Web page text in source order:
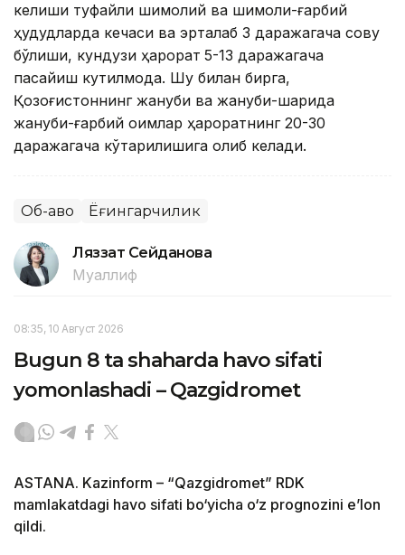
келиши туфайли шимолий ва шимоли-ғарбий
ҳудудларда кечаси ва эрталаб 3 даражагача совуқ
бўлиши, кундузи ҳарорат 5-13 даражагача
пасайиш кутилмоқда. Шу билан бирга,
Қозоғистоннинг жануби ва жануби-шарқида
жануби-ғарбий оқимлар ҳароратнинг 20-30
даражагача кўтарилишига олиб келади.
Об-ҳаво Ёғингарчилик
Ляззат Сейданова
Муаллиф
08:35, 10 Август 2026
Bugun 8 ta shaharda havo sifati
yomonlashadi – Qazgidromet
ASTANA. Kazinform – “Qazgidromet” RDK
mamlakatdagi havo sifati bo‘yicha o‘z prognozini e’lon
qildi.